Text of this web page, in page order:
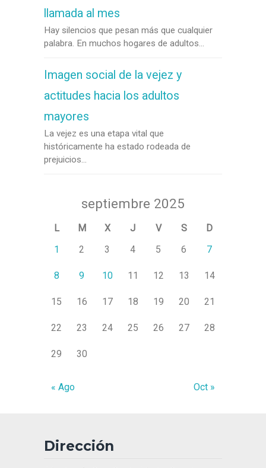
llamada al mes
Hay silencios que pesan más que cualquier
palabra. En muchos hogares de adultos...
Imagen social de la vejez y
actitudes hacia los adultos
mayores
La vejez es una etapa vital que
históricamente ha estado rodeada de
prejuicios...
septiembre 2025
L M X J V S
D
1
2 3 4 5 6 7
8 9 10 11 12 13 14
15 16 17 18 19 20 21
22 23 24 25 26 27 28
29 30
« Ago Oct »
Dirección